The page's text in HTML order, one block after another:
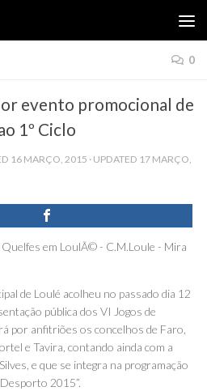
0
evento promocional de
1º Ciclo
16 MARÇO, 2015 · UPDATED 17 MARÇO,
de Loulé acolheu no passado dia 12
pública dos VI Jogos de
por anfitriões os concelhos de Faro,
e Tavira, contando ainda com a
e que se integra na programação
2015”.